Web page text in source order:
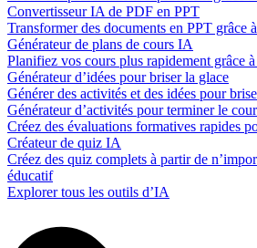
Convertisseur IA de PDF en PPT
Transformer des documents en PPT grâce
Générateur de plans de cours IA
Planifiez vos cours plus rapidement grâce
Générateur d’idées pour briser la glace
Générer des activités et des idées pour
Générateur d’activités pour terminer le
Créez des évaluations formatives rapides
Créateur de quiz IA
Créez des quiz complets à partir de
éducatif
Explorer tous les outils d’IA